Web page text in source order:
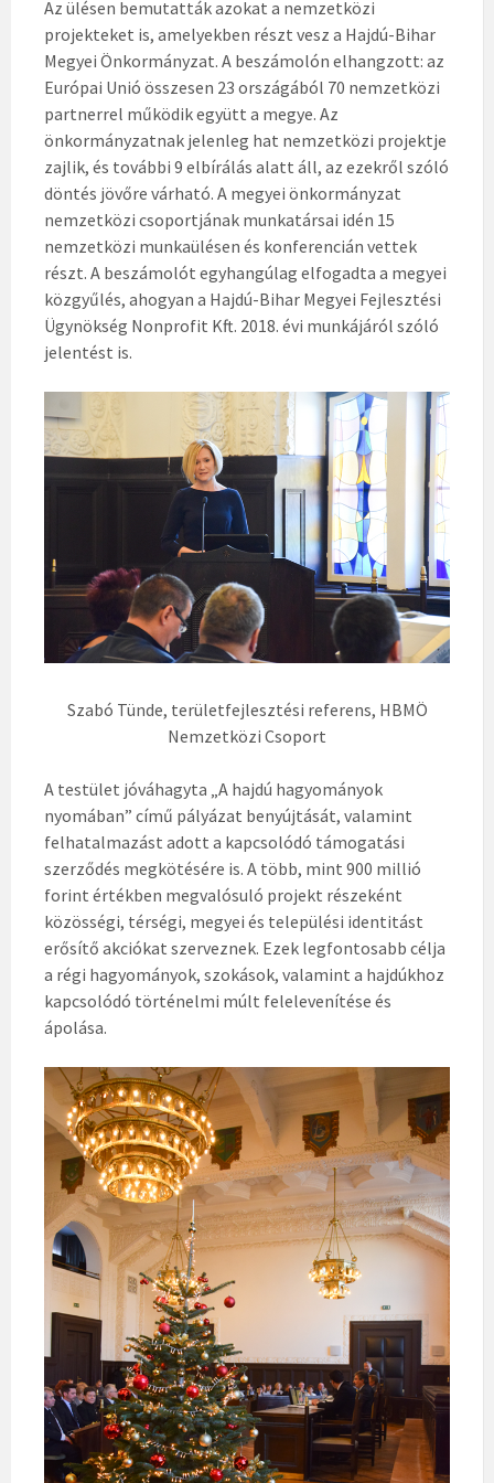
Az ülésen bemutatták azokat a nemzetközi
projekteket is, amelyekben részt vesz a Hajdú-Bihar
Megyei Önkormányzat. A beszámolón elhangzott: az
Európai Unió összesen 23 országából 70 nemzetközi
partnerrel működik együtt a megye. Az
önkormányzatnak jelenleg hat nemzetközi projektje
zajlik, és további 9 elbírálás alatt áll, az ezekről szóló
döntés jövőre várható. A megyei önkormányzat
nemzetközi csoportjának munkatársai idén 15
nemzetközi munkaülésen és konferencián vettek
részt. A beszámolót egyhangúlag elfogadta a megyei
közgyűlés, ahogyan a Hajdú-Bihar Megyei Fejlesztési
Ügynökség Nonprofit Kft. 2018. évi munkájáról szóló
jelentést is.
Szabó Tünde, területfejlesztési referens, HBMÖ
Nemzetközi Csoport
A testület jóváhagyta „A hajdú hagyományok
nyomában” című pályázat benyújtását, valamint
felhatalmazást adott a kapcsolódó támogatási
szerződés megkötésére is. A több, mint 900 millió
forint értékben megvalósuló projekt részeként
közösségi, térségi, megyei és települési identitást
erősítő akciókat szerveznek. Ezek legfontosabb célja
a régi hagyományok, szokások, valamint a hajdúkhoz
kapcsolódó történelmi múlt felelevenítése és
ápolása.